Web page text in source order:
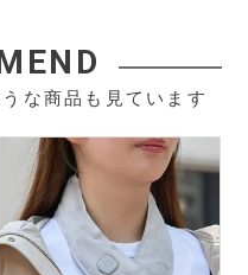
な商品も見ています